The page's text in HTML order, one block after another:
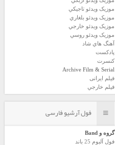
موزيک ويدئو تاجيكي
موزيک ويدئو بلغاري
موزيک ويدئو خارجي
موزيک ويدئو روسي
آهنگ هاي شاد
پادكست
كنسرت
Archive Film & Serial
فیلم ایرانی
فیلم خارجي
فول آرشیو فارسی
گروه و Band
فول آلبوم 25 باند